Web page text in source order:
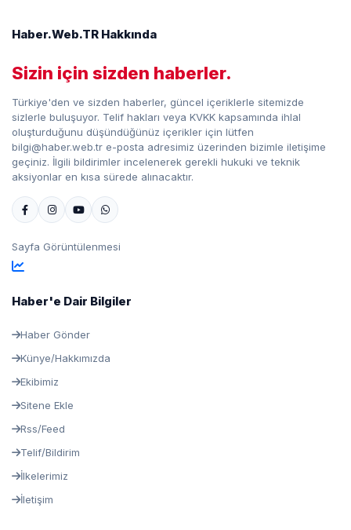
Haber.Web.TR Hakkında
Sizin için sizden haberler.
Türkiye'den ve sizden haberler, güncel içeriklerle sitemizde
sizlerle buluşuyor. Telif hakları veya KVKK kapsamında ihlal
oluşturduğunu düşündüğünüz içerikler için lütfen
bilgi@haber.web.tr e-posta adresimiz üzerinden bizimle iletişime
geçiniz. İlgili bildirimler incelenerek gerekli hukuki ve teknik
aksiyonlar en kısa sürede alınacaktır.
Sayfa Görüntülenmesi
Haber'e Dair Bilgiler
Haber Gönder
Künye/Hakkımızda
Ekibimiz
Sitene Ekle
Rss/Feed
Telif/Bildirim
İlkelerimiz
İletişim